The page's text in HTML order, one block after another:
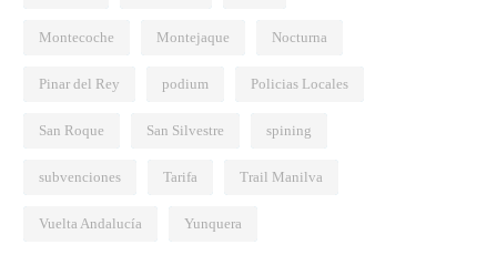
Montecoche Montejaque Nocturna
Pinar del Rey podium Policias Locales
San Roque San Silvestre spining
subvenciones Tarifa Trail Manilva
Vuelta Andalucía Yunquera